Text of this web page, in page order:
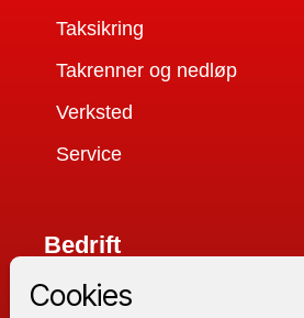
Taksikring
Takrenner og nedløp
Verksted
Service
Bedrift
Ventilasjon til næringsbygg